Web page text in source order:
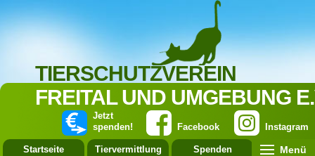
TIERSCHUTZVEREIN
FREITAL UND UMGEBUNG
Instagram
Facebook
Jetzt
spenden!
Startseite Tiervermittlung Spenden Menü